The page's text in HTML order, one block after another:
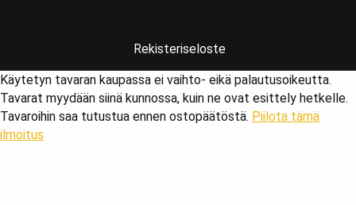
Rekisteriseloste
Käytetyn tavaran kaupassa ei vaihto- eikä palautusoikeutta.
Tavarat myydään siinä kunnossa, kuin ne ovat esittely hetkelle.
Tavaroihin saa tutustua ennen ostopäätöstä. Piilota tämä
ilmoitus